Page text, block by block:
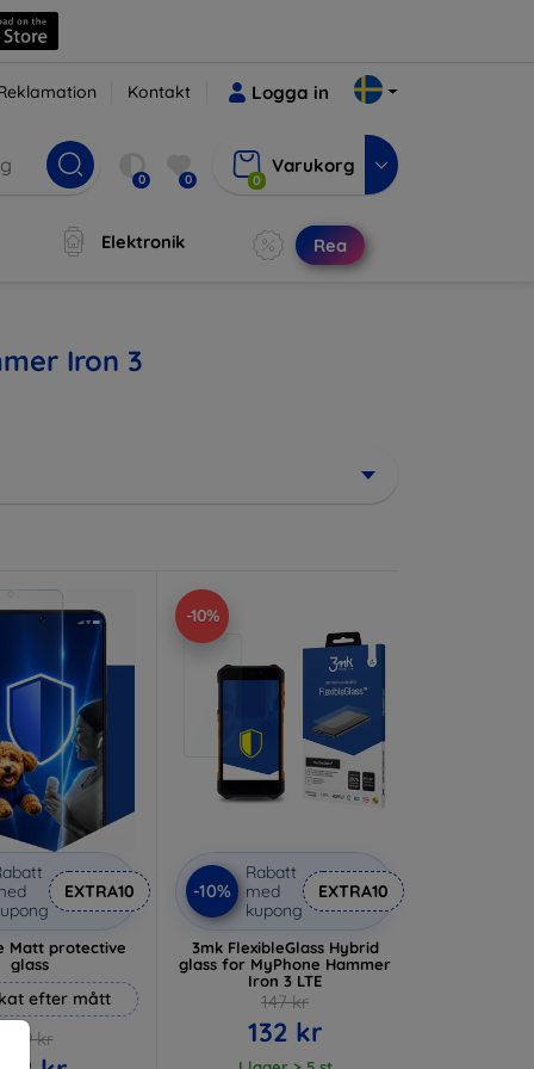
Kontakt Logga in
0 0 0
Varukorg
Elektronik Rea
Iron 3
EXTRA10
Matt protective
glass
efter mått
169 kr
-10%
-10%
Rabatt
med
kupong
EXTRA10
3mk FlexibleGlass Hybrid
glass for MyPhone Hammer
Iron 3 LTE
147 kr
132 kr